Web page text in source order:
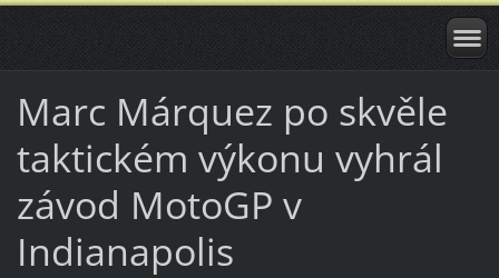
Marc Márquez po skvěle
taktickém výkonu vyhrál
závod MotoGP v
Indianapolis